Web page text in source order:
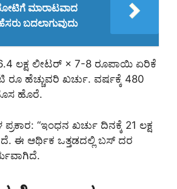
ಮಾರಾಟವಾದ
ಬದಲಾಗುವುದು
ಲಕ್ಷ ಲೀಟರ್ × 7-8 ರೂಪಾಯಿ ಏರಿಕೆ
ರೂ ಹೆಚ್ಚುವರಿ ಖರ್ಚು. ವರ್ಷಕ್ಕೆ 480
ಹೊರೆ.
“ಇಂಧನ ಖರ್ಚು ದಿನಕ್ಕೆ 21 ಲಕ್ಷ
ಈ ಆರ್ಥಿಕ ಒತ್ತಡದಲ್ಲಿ ಬಸ್ ದರ